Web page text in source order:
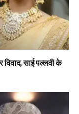
विवाद, साई पल्लवी के